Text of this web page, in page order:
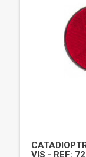
VIS - REF: